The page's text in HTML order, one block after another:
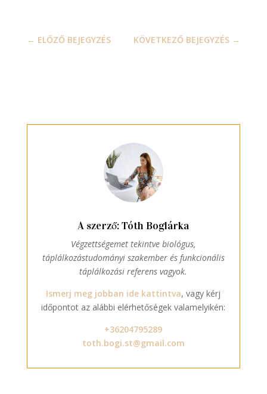
← ELŐZŐ BEJEGYZÉS KÖVETKEZŐ BEJEGYZÉS →
A szerző: Tóth Boglárka
Végzettségemet tekintve biológus,
táplálkozástudományi szakember és funkcionális
táplálkozási referens vagyok.
Ismerj meg jobban ide kattintva, vagy kérj
időpontot az alábbi elérhetőségek valamelyikén:
+36204795289
toth.bogi.st@gmail.com